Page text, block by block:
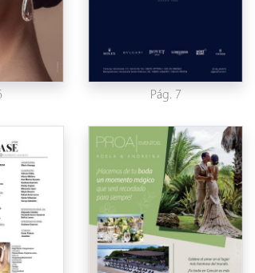
Pág. 7